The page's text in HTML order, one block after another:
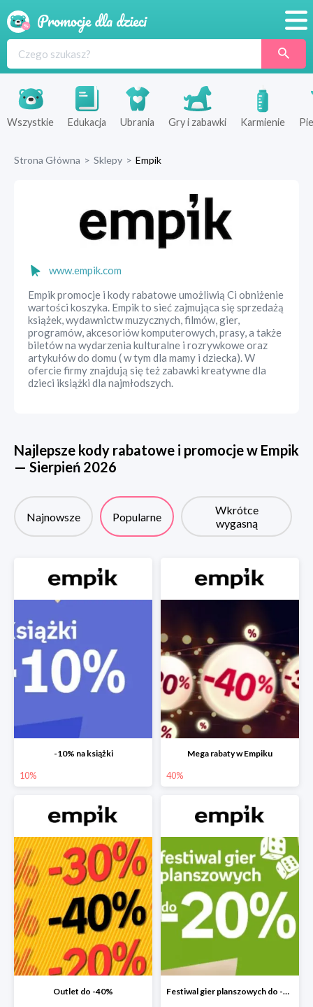
Produkty
Sklepy
Wszystkie Edukacja Ubrania Gry i zabawki Karmienie
Strona Główna > Sklepy > Empik
www.empik.com
Empik promocje i kody rabatowe umożliwią Ci obniżenie
wartości koszyka. Empik to sieć zajmująca się sprzedażą
książek, wydawnictw muzycznych, filmów, gier,
programów, akcesoriów komputerowych, prasy, a także
biletów na wydarzenia kulturalne i rozrywkowe oraz
artykułów do domu ( w tym dla mamy i dziecka). W
ofercie firmy znajdują się też zabawki kreatywne dla
dzieci iksiążki dla najmłodszych.
Najlepsze kody rabatowe i promocje w Empik
— Sierpień 2026
Najnowsze Popularne
Wkrótce
wygasną
-10% na książki
10%
Mega rabaty w Empiku
40%
Outlet do -40% Festiwal gier planszowych do -20%